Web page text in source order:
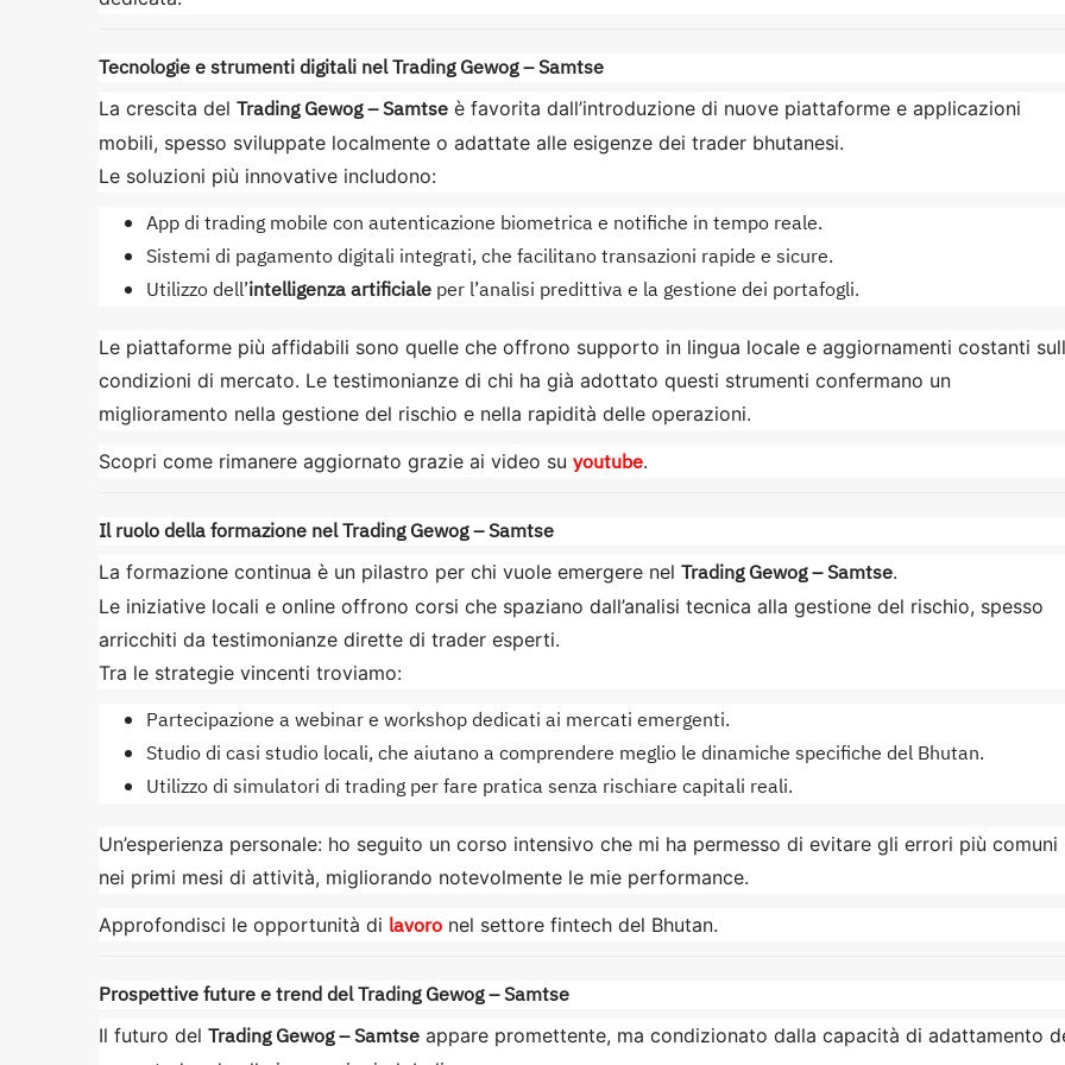
Tecnologie e strumenti digitali nel Trading Gewog – Samtse
La crescita del Trading Gewog – Samtse è favorita dall’introduzione di nuove piattaforme e applicazioni
mobili, spesso sviluppate localmente o adattate alle esigenze dei trader bhutanesi.
Le soluzioni più innovative includono:
App di trading mobile con autenticazione biometrica e notifiche in tempo reale.
Sistemi di pagamento digitali integrati, che facilitano transazioni rapide e sicure.
Utilizzo dell’intelligenza artificiale per l’analisi predittiva e la gestione dei portafogli.
Le piattaforme più affidabili sono quelle che offrono supporto in lingua locale e aggiornamenti costanti
condizioni di mercato. Le testimonianze di chi ha già adottato questi strumenti confermano un
miglioramento nella gestione del rischio e nella rapidità delle operazioni.
Scopri come rimanere aggiornato grazie ai video su youtube.
Il ruolo della formazione nel Trading Gewog – Samtse
La formazione continua è un pilastro per chi vuole emergere nel Trading Gewog – Samtse.
Le iniziative locali e online offrono corsi che spaziano dall’analisi tecnica alla gestione del rischio, spesso
arricchiti da testimonianze dirette di trader esperti.
Tra le strategie vincenti troviamo:
Partecipazione a webinar e workshop dedicati ai mercati emergenti.
Studio di casi studio locali, che aiutano a comprendere meglio le dinamiche specifiche del Bhutan.
Utilizzo di simulatori di trading per fare pratica senza rischiare capitali reali.
Un’esperienza personale: ho seguito un corso intensivo che mi ha permesso di evitare gli errori più comuni
nei primi mesi di attività, migliorando notevolmente le mie performance.
Approfondisci le opportunità di lavoro nel settore fintech del Bhutan.
Prospettive future e trend del Trading Gewog – Samtse
Il futuro del Trading Gewog – Samtse appare promettente, ma condizionato dalla capacità di adattamento